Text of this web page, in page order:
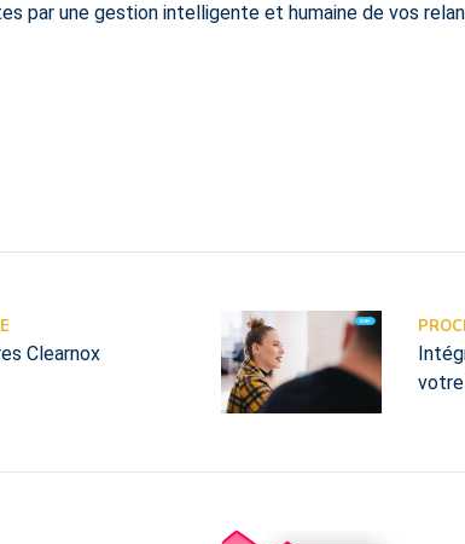
par une gestion intelligente et humaine de vos
Clearnox